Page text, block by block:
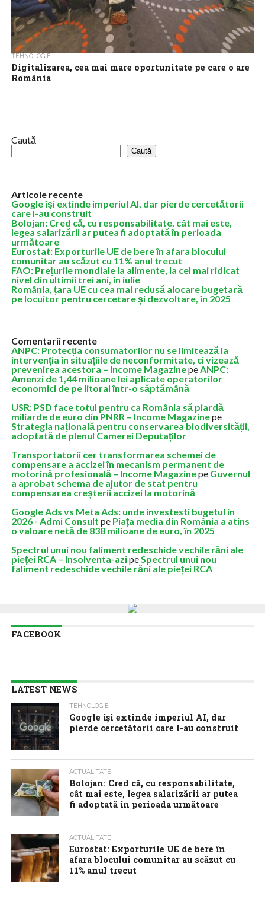
TEHNOLOGIE
Digitalizarea, cea mai mare oportunitate pe care o are
România
Caută
Caută
Articole recente
Google îşi extinde imperiul AI, dar pierde cercetătorii
care l-au construit
Bolojan: Cred că, cu responsabilitate, cât mai este,
legea salarizării ar putea fi adoptată în perioada
următoare
Eurostat: Exporturile UE de bere în afara blocului
comunitar au scăzut cu 11% anul trecut
FAO: Prețurile mondiale la alimente, la cel mai ridicat
nivel din ultimii trei ani, în iulie
România, țara UE cu cea mai redusă alocare bugetară
pe locuitor pentru cercetare și dezvoltare, în 2025
Comentarii recente
ANPC: Protecția consumatorilor nu se limitează la
intervenția în situațiile de neconformitate, ci vizează
prevenirea acestora – Income MagazinepeANPC:
Amenzi de 1,44 milioane lei aplicate operatorilor
economici de pe litoral într-o săptămână
USR: PSD face totul pentru ca România să piardă
miliarde de euro din PNRR – Income Magazinepe
Strategia națională pentru conservarea biodiversității,
adoptată de plenul Camerei Deputaților
Transportatorii cer transformarea schemei de
compensare a accizei în mecanism permanent de
motorină profesională – Income Magazinepe Guvernul
a aprobat schema de ajutor de stat pentru
compensarea creșterii accizei la motorină
Google Ads vs Meta Ads: unde investesti bugetul in
2026 - Admi Consult pe Piața media din România a atins
o valoare netă de 838 milioane de euro, în 2025
Spectrul unui nou faliment redeschide vechile răni ale
pieței RCA – Insolventa-azipeSpectrul unui nou
faliment redeschide vechile răni ale pieței RCA
FACEBOOK
LATEST NEWS
TEHNOLOGIE
Google îşi extinde imperiul AI, dar
pierde cercetătorii care l-au construit
ACTUALITATE
Bolojan: Cred că, cu responsabilitate,
cât mai este, legea salarizării ar putea
fi adoptată în perioada următoare
ACTUALITATE
Eurostat: Exporturile UE de bere în
afara blocului comunitar au scăzut cu
11% anul trecut